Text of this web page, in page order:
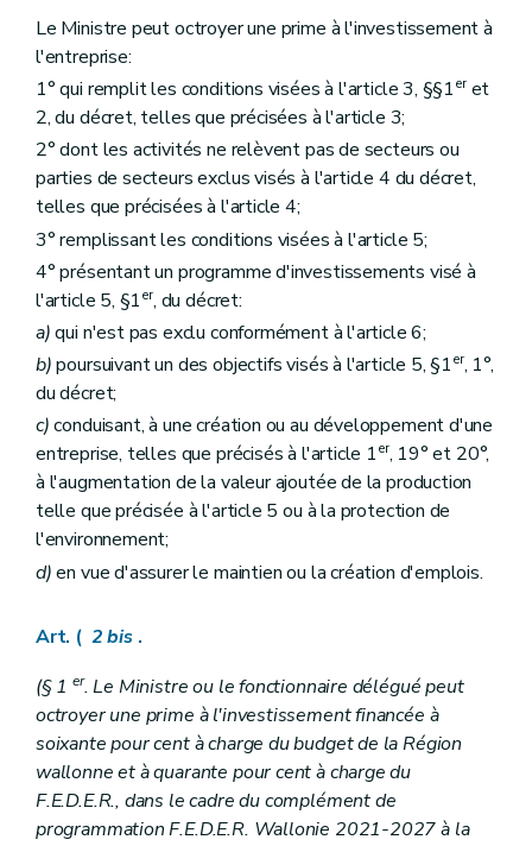
Le Ministre peut octroyer une prime à l'investissement à
l'entreprise:
1° qui remplit les conditions visées à l'article 3, §§1eret
2, du décret, telles que précisées à l'article 3;
2° dont les activités ne relèvent pas de secteurs ou
parties de secteurs exclus visés à l'article 4 du décret,
telles que précisées à l'article 4;
3° remplissant les conditions visées à l'article 5;
4° présentant un programme d'investissements visé à
l'article 5, §1er, du décret:
a)qui n'est pas exclu conformément à l'article 6;
b)poursuivant un des objectifs visés à l'article 5, §1er, 1°,
du décret;
c)conduisant, à une création ou au développement d'une
entreprise, telles que précisés à l'article 1er, 19° et 20°,
à l'augmentation de la valeur ajoutée de la production
telle que précisée à l'article 5 ou à la protection de
l'environnement;
d)en vue d'assurer le maintien ou la création d'emplois.
Art. ( 2bis .
(§ 1er. Le Ministre ou le fonctionnaire délégué peut
octroyer une prime à l'investissement financée à
soixante pour cent à charge du budget de la Région
wallonne et à quarante pour cent à charge du
F.E.D.E.R., dans le cadre du complément de
programmation F.E.D.E.R. Wallonie 2021-2027 à la